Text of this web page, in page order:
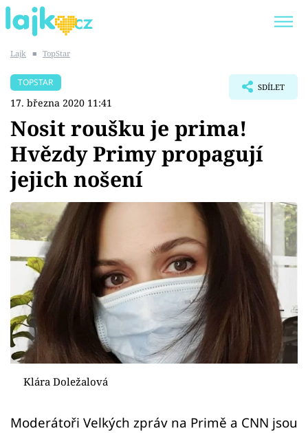
SHOPAHOLICADEL
Témata
Showbyznys
Youtubeři
Virály
Sex a vztahy
Videa
Sledujte prima+
Přihlášení
Lajk ■ TopStar
TOPSTAR
17. března 2020 11:41
SDÍLET
Nosit roušku je prima!
Hvězdy Primy propagují
jejich nošení
Klára Doležalová
Moderátoři Velkých zpráv na Primě a CNN jsou